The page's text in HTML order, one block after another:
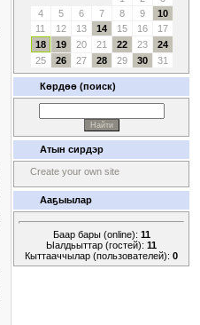
4
5 6 7 8 9
10
11
12 13 14 15 16
17
18
19 20 21 22 23
24
25
26 27 28 29 30 31
Көрдөө (поиск)
Атын сирдэр
Create your own site
Ааҕыылар
Баар бары (online): 11
Ыалдьыттар (гостей): 11
Кыттааччылар (пользователей): 0